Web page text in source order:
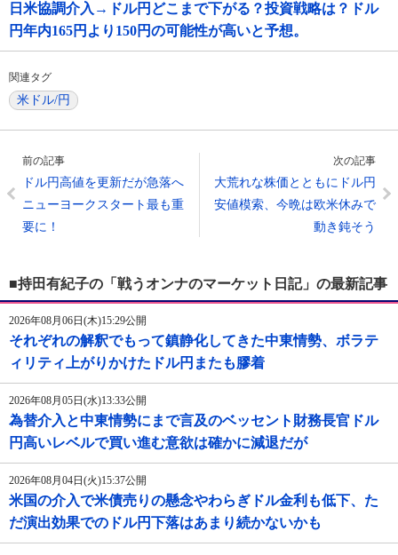
日米協調介入→ドル円どこまで下がる？投資戦略は？ドル
円年内165円より150円の可能性が高いと予想。
関連タグ
米ドル/円
前の記事
ドル円高値を更新だが急落へ
ニューヨークスタート最も重
要に！
次の記事
大荒れな株価とともにドル円
安値模索、今晩は欧米休みで
動き鈍そう
■持田有紀子の「戦うオンナのマーケット日記」の最新記事
2026年08月06日(木)15:29公開
それぞれの解釈でもって鎮静化してきた中東情勢、ボラテ
ィリティ上がりかけたドル円またも膠着
2026年08月05日(水)13:33公開
為替介入と中東情勢にまで言及のベッセント財務長官ドル
円高いレベルで買い進む意欲は確かに減退だが
2026年08月04日(火)15:37公開
米国の介入で米債売りの懸念やわらぎドル金利も低下、た
だ演出効果でのドル円下落はあまり続かないかも